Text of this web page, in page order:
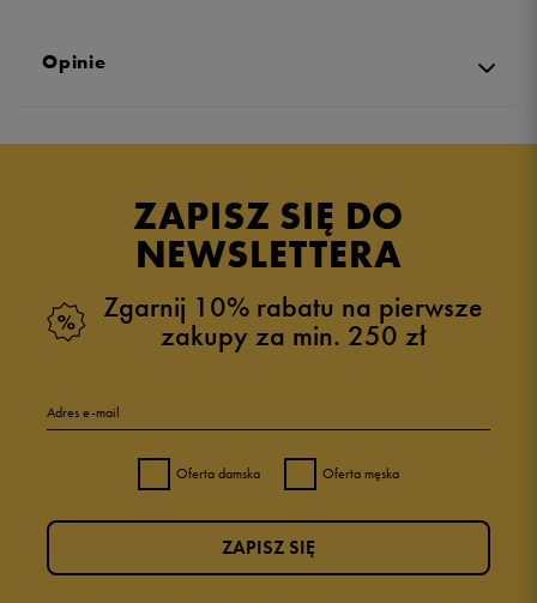
Opinie
ZAPISZ SIĘ DO
NEWSLETTERA
Zgarnij 10% rabatu na pierwsze
zakupy za min. 250 zł
Adres e-mail
Oferta damska Oferta męska
ZAPISZ SIĘ